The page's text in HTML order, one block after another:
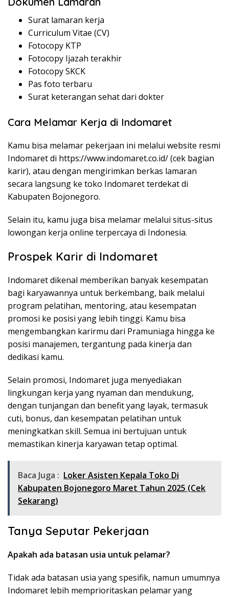
Surat lamaran kerja
Curriculum Vitae (CV)
Fotocopy KTP
Fotocopy Ijazah terakhir
Fotocopy SKCK
Pas foto terbaru
Surat keterangan sehat dari dokter
Cara Melamar Kerja di Indomaret
Kamu bisa melamar pekerjaan ini melalui website resmi
Indomaret di https://www.indomaret.co.id/(cek bagian
karir), atau dengan mengirimkan berkas lamaran
secara langsung ke toko Indomaret terdekat di
Kabupaten Bojonegoro.
Selain itu, kamu juga bisa melamar melalui situs-situs
lowongan kerja online terpercaya di Indonesia.
Prospek Karir di Indomaret
Indomaret dikenal memberikan banyak kesempatan
bagi karyawannya untuk berkembang, baik melalui
program pelatihan, mentoring, atau kesempatan
promosi ke posisi yang lebih tinggi. Kamu bisa
mengembangkan karirmu dari Pramuniaga hingga ke
posisi manajemen, tergantung pada kinerja dan
dedikasi kamu.
Selain promosi, Indomaret juga menyediakan
lingkungan kerja yang nyaman dan mendukung,
dengan tunjangan dan benefit yang layak, termasuk
cuti, bonus, dan kesempatan pelatihan untuk
meningkatkan skill. Semua ini bertujuan untuk
memastikan kinerja karyawan tetap optimal.
Baca Juga : Loker Asisten Kepala Toko Di
Kabupaten Bojonegoro Maret Tahun 2025 (Cek
Sekarang)
Tanya Seputar Pekerjaan
Apakah ada batasan usia untuk pelamar?
Tidak ada batasan usia yang spesifik, namun umumnya
Indomaret lebih memprioritaskan pelamar yang